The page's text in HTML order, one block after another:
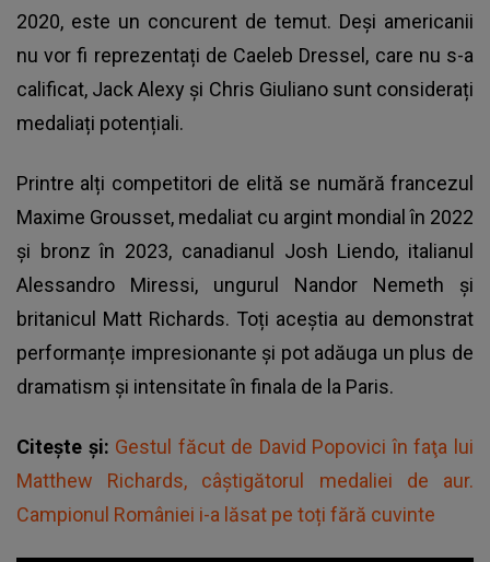
2020, este un concurent de temut. Deși americanii
nu vor fi reprezentați de Caeleb Dressel, care nu s-a
calificat, Jack Alexy și Chris Giuliano sunt considerați
medaliați potențiali.
Printre alți competitori de elită se numără francezul
Maxime Grousset, medaliat cu argint mondial în 2022
și bronz în 2023, canadianul Josh Liendo, italianul
Alessandro Miressi, ungurul Nandor Nemeth și
britanicul Matt Richards. Toți aceștia au demonstrat
performanțe impresionante și pot adăuga un plus de
dramatism și intensitate în finala de la Paris.
Citește și: Gestul făcut de David Popovici în faţa lui
Matthew Richards, câștigătorul medaliei de aur.
Campionul României i-a lăsat pe toți fără cuvinte